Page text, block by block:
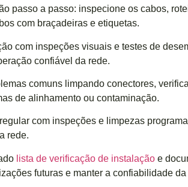
passo a passo: inspecione os cabos,
com braçadeiras e etiquetas.
com inspeções visuais e testes de
confiável da rede.
comuns limpando conectores,
de alinhamento ou contaminação.
com inspeções e limpezas
rede.
lista de verificação de instalação e
futuras e manter a confiabilidade da